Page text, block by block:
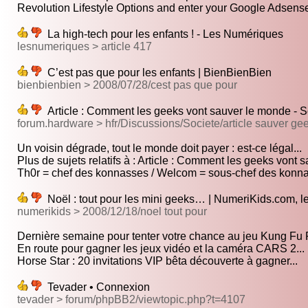
Revolution Lifestyle Options and enter your Google
La high-tech pour les enfants ! - Les Numériques
lesnumeriques > article 417
C’est pas que pour les enfants | BienBienBien
bienbienbien > 2008/07/28/cest pas que pour
Article : Comment les geeks vont sauver le monde -
forum.hardware > hfr/Discussions/Societe/article sauver
Un voisin dégrade, tout le monde doit payer : est-ce légal...
Plus de sujets relatifs à : Article : Comment les geeks vont
Th0r = chef des konnasses / Welcom = sous-chef des
Noël : tout pour les mini geeks… | NumeriKids.com,
numerikids > 2008/12/18/noel tout pour
Dernière semaine pour tenter votre chance au jeu Kung Fu
En route pour gagner les jeux vidéo et la caméra CARS 2...
Horse Star : 20 invitations VIP bêta découverte à gagner...
Tevader • Connexion
tevader > forum/phpBB2/viewtopic.php?t=4107